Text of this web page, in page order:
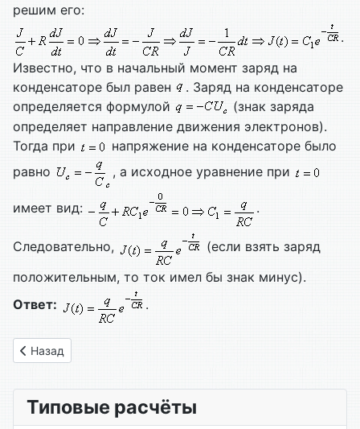
решим его:
.
Известно, что в начальный момент заряд на
конденсаторе был равен
. Заряд на конденсаторе
определяется формулой
(знак заряда
определяет направление движения электронов).
Тогда при
напряжение на конденсаторе было
равно
, а исходное уравнение при
имеет вид: .
Следовательно,
(если взять заряд
положительным, то ток имел бы знак минус).
Ответ:
.
Предыдущий: Вариант № 24
Назад
Типовые расчёты